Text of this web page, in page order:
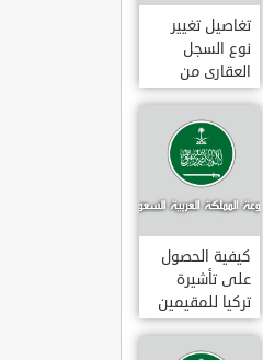
تغاصيل تغيير
نوع السجل
العقارى من
تجارى إلى
سكنى فى
تركيا
كيفية الحصول
على تأشيرة
تركيا للمقيمين
بالسعودية
2020